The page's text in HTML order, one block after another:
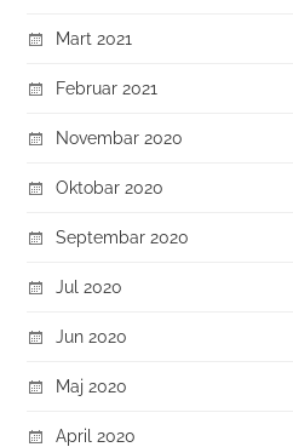
Mart 2021
Februar 2021
Novembar 2020
Oktobar 2020
Septembar 2020
Jul 2020
Jun 2020
Maj 2020
April 2020